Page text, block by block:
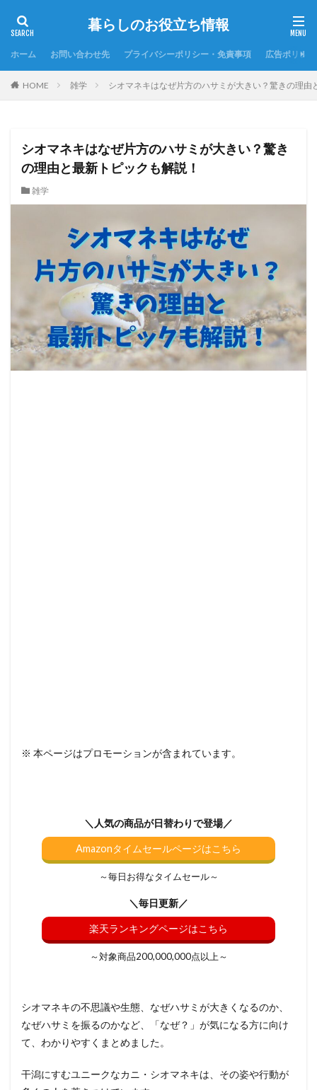
暮らしのお役立ち情報
ホーム お問い合わせ先 プライバシーポリシー・免責事項 広告ポリシー
HOME 雑学 シオマネキはなぜ片方のハサミが大きい？驚きの理由
シオマネキはなぜ片方のハサミが大きい？驚き
の理由と最新トピックも解説！
雑学
※ 本ページはプロモーションが含まれています。
＼人気の商品が日替わりで登場／
Amazonタイムセールページはこちら
～毎日お得なタイムセール～
＼毎日更新／
楽天ランキングページはこちら
～対象商品200,000,000点以上～
シオマネキの不思議や生態、なぜハサミが大きくなるのか、
なぜハサミを振るのかなど、「なぜ？」が気になる方に向け
て、わかりやすくまとめました。
干潟にすむユニークなカニ・シオマネキは、その姿や行動が